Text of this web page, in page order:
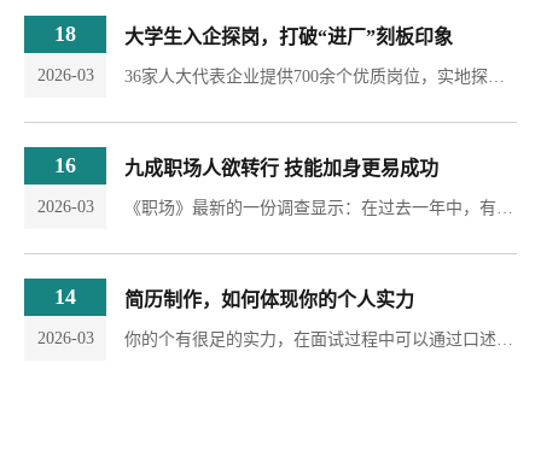
18
2026-03
大学生入企探岗，打破“进厂”刻板印象
16
2026-03
九成职场人欲转行 技能加身更易成功
14
2026-03
简历制作，如何体现你的个人实力